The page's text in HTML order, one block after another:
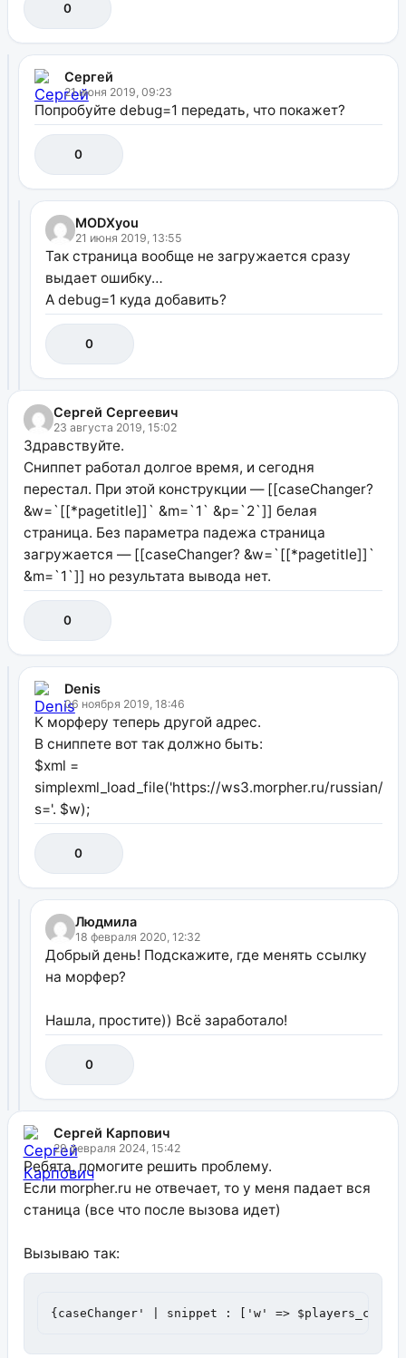
0
Сергей
21 июня 2019, 09:23
Попробуйте debug=1 передать, что покажет?
0
MODXyou
21 июня 2019, 13:55
Так страница вообще не загружается сразу
выдает ошибку…
А debug=1 куда добавить?
0
Сергей Сергеевич
23 августа 2019, 15:02
Здравствуйте.
Сниппет работал долгое время, и сегодня
перестал. При этой конструкции — [[caseChanger?
&w=`[[*pagetitle]]` &m=`1` &p=`2`]] белая
страница. Без параметра падежа страница
загружается — [[caseChanger? &w=`[[*pagetitle]]`
&m=`1`]] но результата вывода нет.
0
Denis
06 ноября 2019, 18:46
К морферу теперь другой адрес.
В сниппете вот так должно быть:
$xml =
simplexml_load_file('https://ws3.morpher.ru/russian/
s='. $w);
0
Людмила
18 февраля 2020, 12:32
Добрый день! Подскажите, где менять ссылку
на морфер?
Нашла, простите)) Всё заработало!
0
Сергей Карпович
29 февраля 2024, 15:42
Ребята, помогите решить проблему.
Если morpher.ru не отвечает, то у меня падает вся
станица (все что после вызова идет)
Вызываю так:
{caseChanger' | snippet : ['w' =>